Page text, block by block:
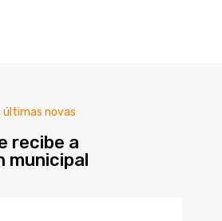
últimas novas
recibe a
municipal